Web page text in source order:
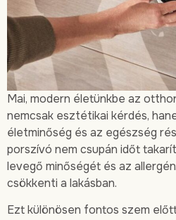
Mai, modern életünkbe az
nemcsak esztétikai kérdés,
életminőség és az egészség
porszívó nem csupán időt
levegő minőségét és az
csökkenti a lakásban.
Ezt különösen fontos szem